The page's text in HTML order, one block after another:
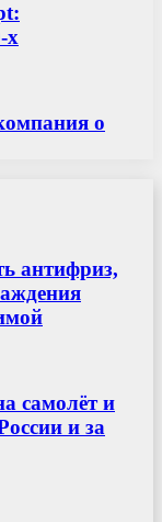
х
о
антифриз,
самолёт и
и за